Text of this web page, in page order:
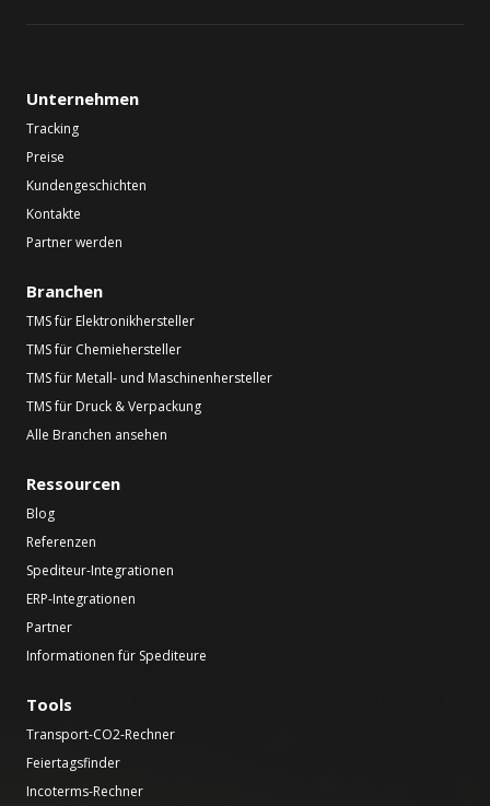
Unternehmen
Tracking
Preise
Kundengeschichten
Kontakte
Partner werden
Branchen
TMS für Elektronikhersteller
TMS für Chemiehersteller
TMS für Metall- und Maschinenhersteller
TMS für Druck & Verpackung
Alle Branchen ansehen
Ressourcen
Blog
Referenzen
Spediteur-Integrationen
ERP-Integrationen
Partner
Informationen für Spediteure
Tools
Transport-CO2-Rechner
Feiertagsfinder
Incoterms-Rechner